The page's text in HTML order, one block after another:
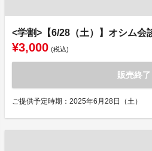
<学割>【6/28（土）】オシム会
¥3,000 (税込)
販売終了
ご提供予定時期：2025年6月28日（土）